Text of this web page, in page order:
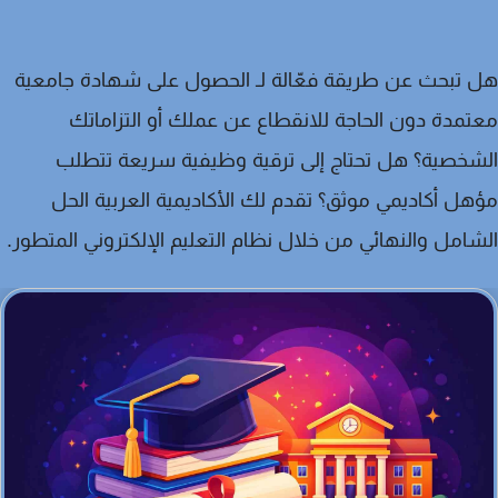
تبحث عن طريقة فعّالة لـ الحصول على شهادة جامعية
دون الحاجة للانقطاع عن عملك أو التزاماتك
هل تحتاج إلىترقية وظيفية سريعةتتطلب
أكاديمي موثق؟ تقدم لك الأكاديمية العربية الحل
والنهائي من خلال نظامالتعليم الإلكترونيالمتطور.